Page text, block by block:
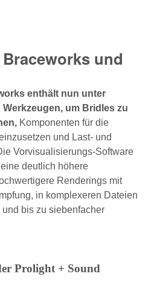
und
enthält nun unter
um Bridles zu
Komponenten für die
und Last- und
Vorvisualisierungs-Software
deutlich höhere
Renderings mit
in komplexeren Dateien
bis zu siebenfacher
Prolight + Sound